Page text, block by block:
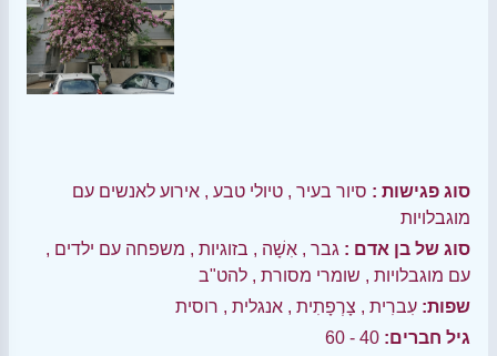
סוג פגישות : סיור בעיר , טיולי טבע , אירוע לאנשים עם
מוגבלויות
סוג של בן אדם : גבר , אִשָׁה , בזוגיות , משפחה עם ילדים ,
עם מוגבלויות , שומרי מסורת , להט"ב
שפות: עִברִית , צָרְפָתִית , אנגלית , רוסית
גיל חברים: 40 - 60